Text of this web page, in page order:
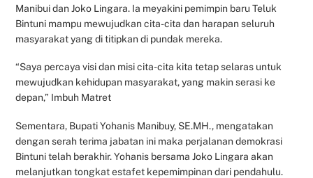
Manibui dan Joko Lingara. Ia meyakini pemimpin baru Teluk
Bintuni mampu mewujudkan cita-cita dan harapan seluruh
masyarakat yang di titipkan di pundak mereka.
“Saya percaya visi dan misi cita-cita kita tetap selaras untuk
mewujudkan kehidupan masyarakat, yang makin serasi ke
depan,” Imbuh Matret
Sementara, Bupati Yohanis Manibuy, SE.MH., mengatakan
dengan serah terima jabatan ini maka perjalanan demokrasi
Bintuni telah berakhir. Yohanis bersama Joko Lingara akan
melanjutkan tongkat estafet kepemimpinan dari pendahulu.